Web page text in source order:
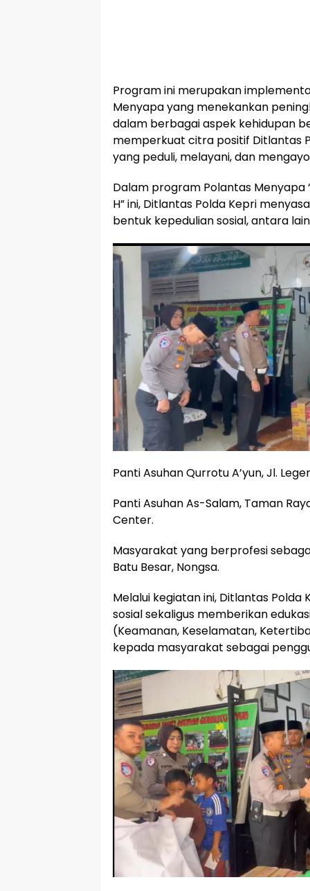
Program ini merupakan
Menyapa yang menekankan
dalam berbagai aspek kehidupan
memperkuat citra positif Ditlantas
yang peduli, melayani, dan
Dalam program Polantas Menyapa
H” ini, Ditlantas Polda Kepri
bentuk kepedulian sosial, antara
Panti Asuhan Qurrotu A’yun, Jl.
Panti Asuhan As-Salam, Taman
Center.
Masyarakat yang berprofesi
Batu Besar, Nongsa.
Melalui kegiatan ini, Ditlantas
sosial sekaligus memberikan
(Keamanan, Keselamatan,
kepada masyarakat sebagai